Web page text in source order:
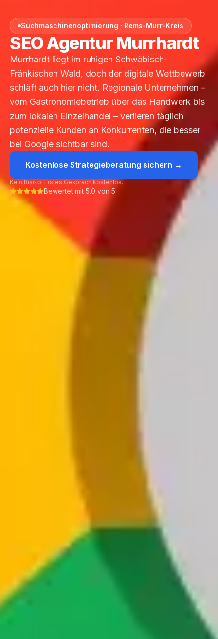
Suchmaschinenoptimierung · Rems-Murr-Kreis
SEO Agentur Murrhardt
Murrhardt liegt im ruhigen Schwäbisch-
Fränkischen Wald, doch der digitale Wettbewerb
schläft auch hier nicht. Regionale Unternehmen –
vom Gastronomiebetrieb über das Handwerk bis
zum lokalen Einzelhandel – verlieren täglich
potenzielle Kunden an Konkurrenten, die besser
bei Google sichtbar sind.
Kostenlose Strategieberatung sichern →
Kein Risiko. Erstes Gespräch kostenlos.
Bewertet mit 5.0 von 5